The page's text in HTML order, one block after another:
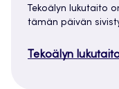
Tekoälyn lukutaito
tämän päivän
Tekoälyn